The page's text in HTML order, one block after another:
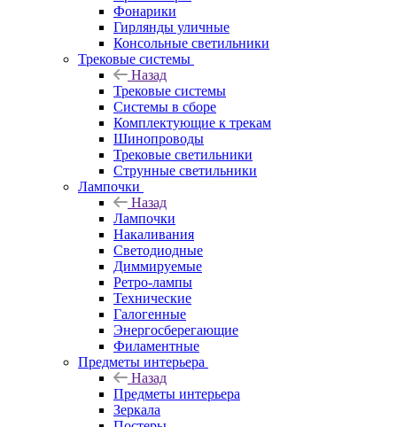
Фонарики
Гирлянды уличные
Консольные светильники
Трековые системы
Назад
Трековые системы
Системы в сборе
Комплектующие к трекам
Шинопроводы
Трековые светильники
Струнные светильники
Лампочки
Назад
Лампочки
Накаливания
Светодиодные
Диммируемые
Ретро-лампы
Технические
Галогенные
Энергосберегающие
Филаментные
Предметы интерьера
Назад
Предметы интерьера
Зеркала